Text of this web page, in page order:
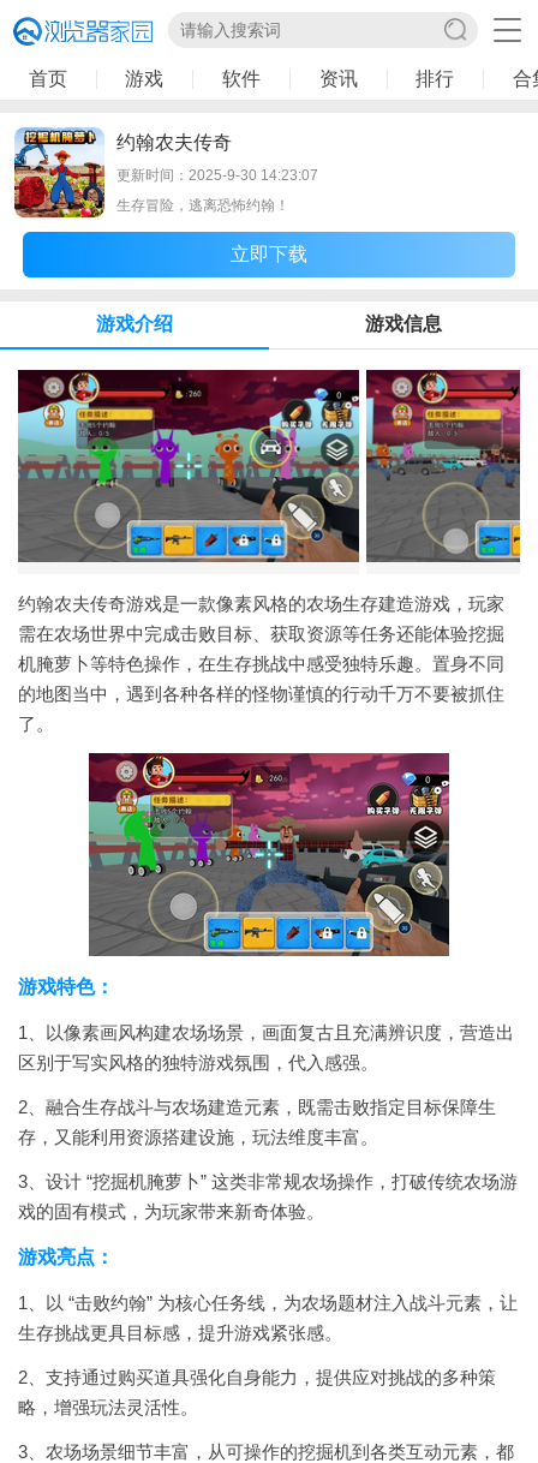
首页 游戏 软件 资讯 排行 合
约翰农夫传奇
更新时间：2025-9-30 14:23:07
生存冒险，逃离恐怖约翰！
立即下载
游戏介绍 游戏信息
约翰农夫传奇游戏是一款像素风格的农场生存建造游戏，玩家
需在农场世界中完成击败目标、获取资源等任务还能体验挖掘
机腌萝卜等特色操作，在生存挑战中感受独特乐趣。置身不同
的地图当中，遇到各种各样的怪物谨慎的行动千万不要被抓住
了。
游戏特色：
1、以像素画风构建农场场景，画面复古且充满辨识度，营造出
区别于写实风格的独特游戏氛围，代入感强。
2、融合生存战斗与农场建造元素，既需击败指定目标保障生
存，又能利用资源搭建设施，玩法维度丰富。
3、设计 “挖掘机腌萝卜” 这类非常规农场操作，打破传统农场游
戏的固有模式，为玩家带来新奇体验。
游戏亮点：
1、以 “击败约翰” 为核心任务线，为农场题材注入战斗元素，让
生存挑战更具目标感，提升游戏紧张感。
2、支持通过购买道具强化自身能力，提供应对挑战的多种策
略，增强玩法灵活性。
3、农场场景细节丰富，从可操作的挖掘机到各类互动元素，都